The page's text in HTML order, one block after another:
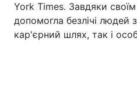
York Times. Завдяки
допомогла безлічі людей
кар'єрний шлях, так і